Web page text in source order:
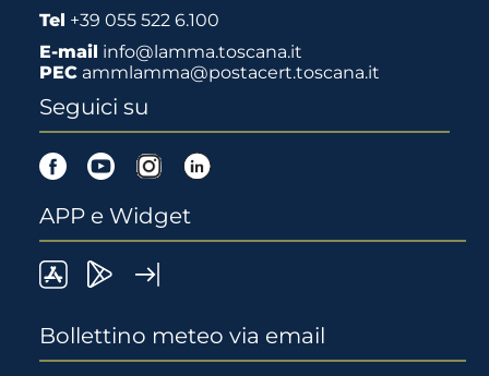
Tel +39 055 522 6.100
E-mail info@lamma.toscana.it
PEC ammlamma@postacert.toscana.it
Seguici su
FacebookYoutubeInstagram
APP e Widget
LaMMA
su
Lamma
su
Bollettino meteo via email